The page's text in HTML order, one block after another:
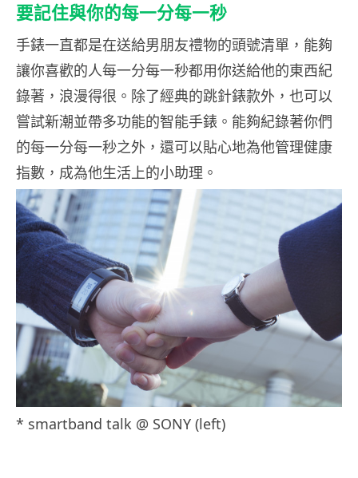
要記住與你的每一分每一秒
手錶一直都是在送給男朋友禮物的頭號清單，能夠
讓你喜歡的人每一分每一秒都用你送給他的東西紀
錄著，浪漫得很。除了經典的跳針錶款外，也可以
嘗試新潮並帶多功能的智能手錶。能夠紀錄著你們
的每一分每一秒之外，還可以貼心地為他管理健康
指數，成為他生活上的小助理。
* smartband talk @ SONY (left)